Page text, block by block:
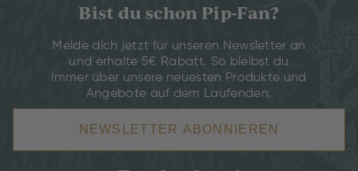
Bist du schon Pip-Fan?
Melde dich jetzt für unseren Newsletter an
und erhalte 5€ Rabatt. So bleibst du
immer über unsere neuesten Produkte und
Angebote auf dem Laufenden.
NEWSLETTER ABONNIEREN